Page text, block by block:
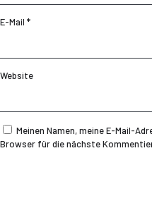
E-Mail *
Website
Meinen Namen, meine E-Mail-
Browser für die nächste